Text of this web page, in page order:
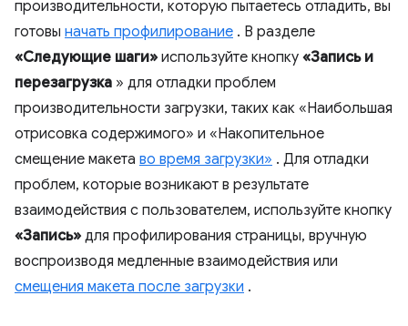
производительности, которую пытаетесь отладить, вы
готовы начать профилирование . В разделе
«Следующие шаги» используйте кнопку «Запись и
перезагрузка » для отладки проблем
производительности загрузки, таких как «Наибольшая
отрисовка содержимого» и «Накопительное
смещение макета во время загрузки» . Для отладки
проблем, которые возникают в результате
взаимодействия с пользователем, используйте кнопку
«Запись» для профилирования страницы, вручную
воспроизводя медленные взаимодействия или
смещения макета после загрузки .